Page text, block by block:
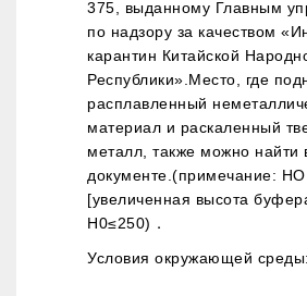
375, выданному Главным
по надзору за качеством
карантин Китайской
Республики».Место, где
расплавленный
материал и раскаленный
металл, также можно найти
документе.(примечание:
[увеличенная высота
H0≤250)．
Условия окружающей среды: